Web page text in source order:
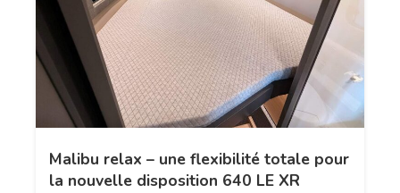
Malibu relax – une flexibilité totale pour
la nouvelle disposition 640 LE XR